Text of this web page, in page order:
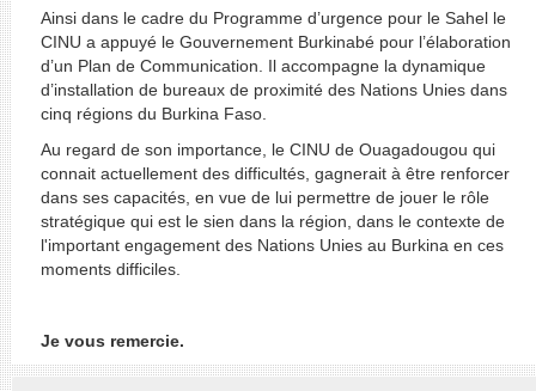
Ainsi dans le cadre du Programme d’urgence pour le Sahel le
CINU a appuyé le Gouvernement Burkinabé pour l’élaboration
d’un Plan de Communication. Il accompagne la dynamique
d’installation de bureaux de proximité des Nations Unies dans
cinq régions du Burkina Faso.
Au regard de son importance, le CINU de Ouagadougou qui
connait actuellement des difficultés, gagnerait à être renforcer
dans ses capacités, en vue de lui permettre de jouer le rôle
stratégique qui est le sien dans la région, dans le contexte de
l'important engagement des Nations Unies au Burkina en ces
moments difficiles.
Je vous remercie.